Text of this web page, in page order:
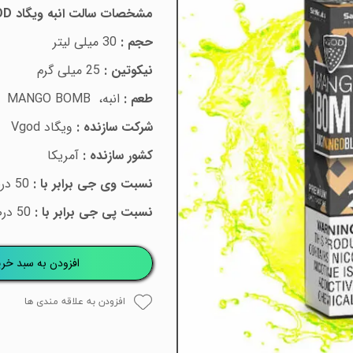
مشخصات سالت انبه ویگاد
حجم :
نیکوتین : 25 میلی گرم
طعم : انبه، MANGO BOMB
شرکت سازنده : ویگاد Vgod
کشور سازنده : آمریکا
نسبت وی جی برابر با :
نسبت پی جی برابر با :
افزودن به سبد
افزودن به علاقه مندی ها